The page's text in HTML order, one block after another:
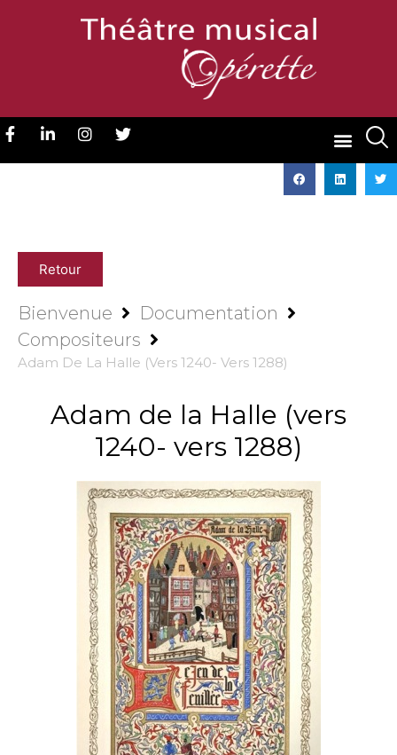
Retour
Bienvenue
Documentation
Compositeurs
Adam De La Halle (vers 1240- Vers 1288)
Adam de la Halle (vers
1240- vers 1288)